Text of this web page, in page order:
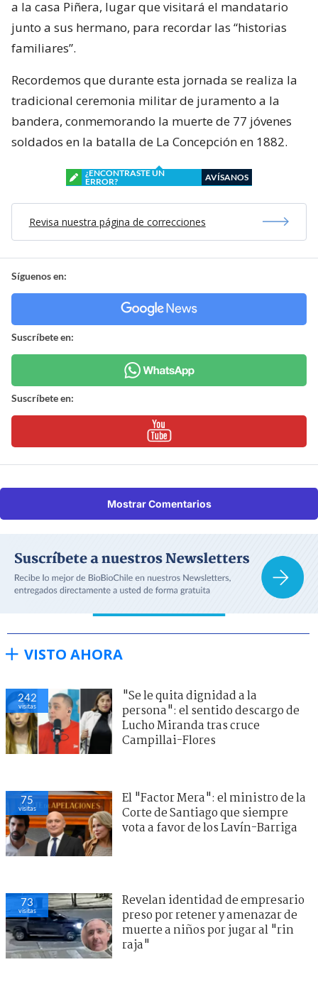
a la casa Piñera, lugar que visitará el mandatario
junto a sus hermano, para recordar las “historias
familiares”.
Recordemos que durante esta jornada se realiza la
tradicional ceremonia militar de juramento a la
bandera, conmemorando la muerte de 77 jóvenes
soldados en la batalla de La Concepción en 1882.
¿ENCONTRASTE UN
ERROR?
AVÍSANOS
Revisa nuestra página de correcciones
Síguenos en:
Suscríbete en:
Suscríbete en:
Mostrar Comentarios
VISTO AHORA
242
visitas
"Se le quita dignidad a la
persona": el sentido descargo de
Lucho Miranda tras cruce
Campillai-Flores
75
visitas
El "Factor Mera": el ministro de la
Corte de Santiago que siempre
vota a favor de los Lavín-Barriga
73
visitas
Revelan identidad de empresario
preso por retener y amenazar de
muerte a niños por jugar al "rin
raja"